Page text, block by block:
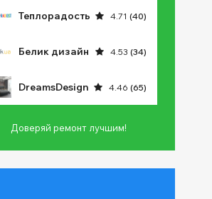
Теплорадость 4.71 (40)
Белик дизайн 4.53 (34)
DreamsDesign 4.46 (65)
Доверяй ремонт лучшим!